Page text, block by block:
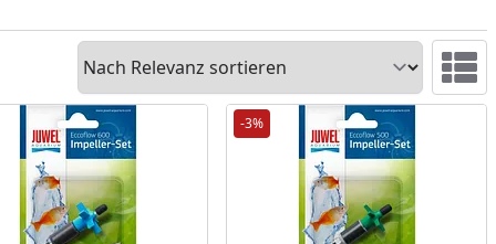
Sortieren
-3%